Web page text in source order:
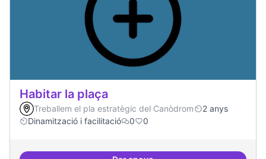
Habitar la plaça
Treballem el pla estratègic del Canòdrom
2 anys
Dinamització i facilitació
0 0